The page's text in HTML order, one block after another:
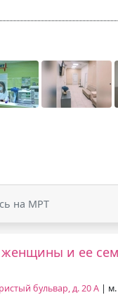
на МРТ
женщины и ее
бульвар, д. 20 А | м.